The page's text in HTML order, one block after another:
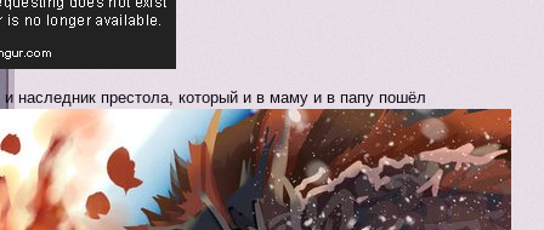
наследник престола, который и в маму и в папу пошёл